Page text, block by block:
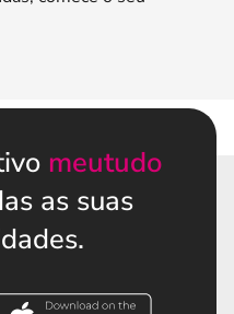
meutudo
as suas